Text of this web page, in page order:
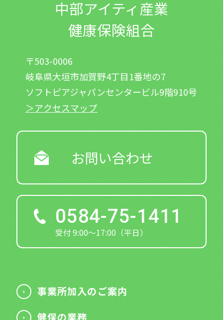
中部アイティ産業
健康保険組合
〒503-0006
岐阜県大垣市加賀野4丁目1番地の7
ソフトピアジャパンセンタービル9階910号
＞アクセスマップ
お問い合わせ
0584-75-1411
受付 9:00～17:00（平日）
事業所加入のご案内
健保の業務